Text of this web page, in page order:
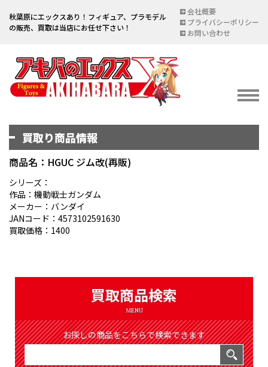
秋葉原にエックスあり！フィギュア、プラモデル
の販売、買取は当店にお任せ下さい！
会社概要
プライバシーポリシー
お問い合わせ
イベント情報
宅配買取のご案内
DELIVERY PURCHASE
買取お申し込み
ASSESSMENT
買取り商品情報
商品名：HGUC ジム改(再販)
シリーズ：
作品：機動戦士ガンダム
メーカー：バンダイ
JANコード：4573102591630
買取価格：1400
買取商品検索
MENU
お探しの商品をこちらで検索できます